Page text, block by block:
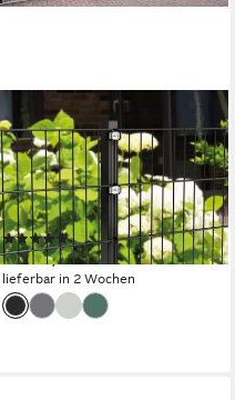
ALBERTS
Doppelstabmattenzaun
Grundset, (Set), Höhe: 80-
200 cm, Gesamtlänge: 4-30
m, zum Einbetonieren
(20)
ab 189,00 €
lieferbar in 2 Wochen